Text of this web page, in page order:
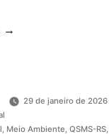
29 de janeiro de 2026
, Meio Ambiente, QSMS-RS,